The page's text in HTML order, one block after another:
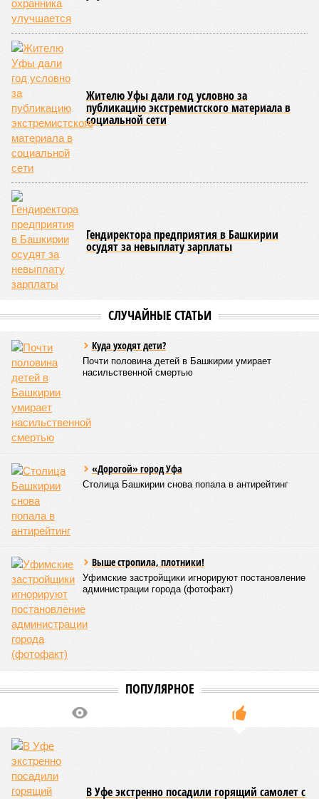
дополнительно 1,3 миллиарда рублей в рамках
одноименного национального проекта. Большая часть этих
средств предназначена для оснащения центра дронов на
базе технопарка «Зубово».
Кроме того, в регионе планируется увеличить число малых
технологических компаний до 150, а также довести
количество резидентов инновационного центра «Сколково»
из Башкортостана до 60.
Какотмечают
промышленности сильно разнится по отраслям. Наиболее
уверенный рост демонстрируют производства, связанные с
оборонно-промышленным комплексом, беспилотниками, а
также фармацевтика, медицинская и химическая
промышленность. В то же время в других гражданских
отраслях, столкнувшихся со снижением спроса,
наблюдается отрицательная динамика.
выделяется в рамках нацпроекта «Беспилотные
считается одним из наиболее перспективных
В 2025 году общий объем господдержки промышленности
республики также составлял 2 миллиарда рублей, из
которых 1,6 миллиарда было направлено на развитие
инфраструктуры.
Выпускник стал
КОММЕНТАРИИ 0
Версия //Бизнес //БКК требует с Башкирии 13 млрд рублей по проекту
Восточного выезда
Долг на дороге
БКК требует с Башкирии 13 млрд рублей по проекту Восточного выезда